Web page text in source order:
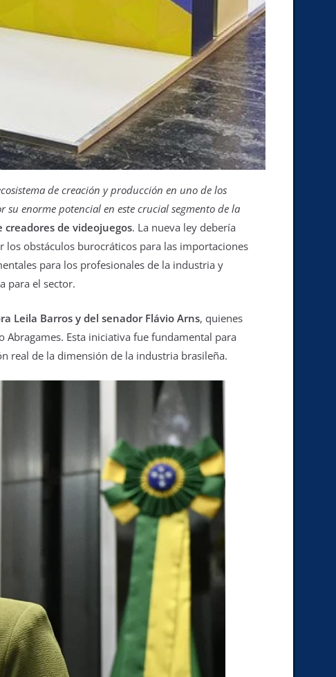
de creación y producción en uno de los
enorme potencial en este crucial segmento de la
creadores de videojuegos. La nueva ley debería
obstáculos burocráticos para las importaciones
para los profesionales de la industria y
para el sector.
Leila Barros y del senador Flávio Arns, quienes
Esta iniciativa fue fundamental para
real de la dimensión de la industria brasileña.